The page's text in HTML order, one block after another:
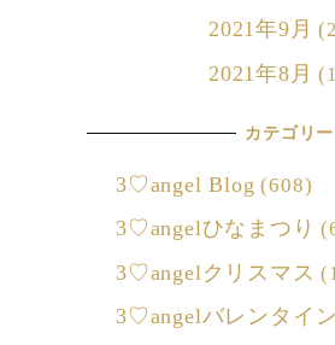
2021年9月
2021年8月
カテゴリー
3♡angel Blog (608)
3♡angelひなまつり
3♡angelクリスマス
3♡angelバレンタイン